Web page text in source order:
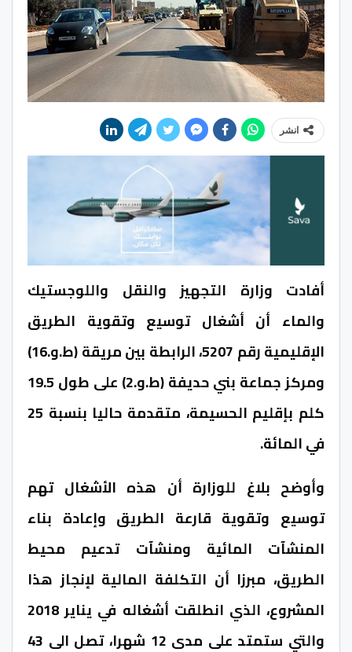
انشر
أفادت وزارة التجهيز والنقل واللوجستيك
والماء أن أشغال توسيع وتقوية الطريق
الإقليمية رقم 5207، الرابطة بين مريقة (ط.و.16)
ومركز جماعة بني حديفة (ط.و.2) على طول 19.5
كلم بإقليم الحسيمة، متقدمة حاليا بنسبة 25
في المائة.
وأوضح بلاغ للوزارة أن هذه الأشغال تهم
توسيع وتقوية قارعة الطريق وإعادة بناء
المنشآت المائية ومنشآت تدعيم محيط
الطريق، مبرزا أن التكلفة المالية لإنجاز هذا
المشروع، الذي انطلقت أشغاله في يناير 2018
والتي ستمتد على مدى 12 شهرا، تصل الى 43